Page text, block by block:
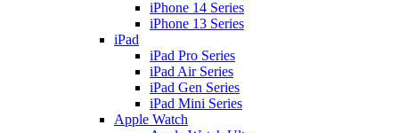
iPhone 14 Series
iPhone 13 Series
iPad
iPad Pro Series
iPad Air Series
iPad Gen Series
iPad Mini Series
Apple Watch